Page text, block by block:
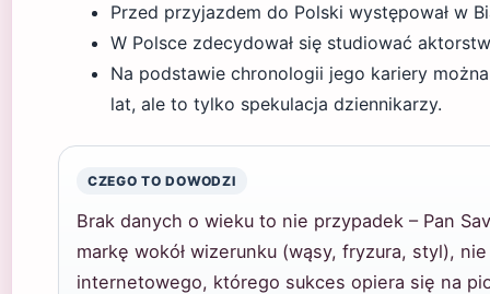
Przed przyjazdem do Polski występował w
W Polsce zdecydował się studiować
Na podstawie chronologii jego kariery
lat, ale to tylko spekulacja dziennikarzy.
CZEGO TO DOWODZI
Brak danych o wieku to nie przypadek – Pan
markę wokół wizerunku (wąsy, fryzura, styl),
internetowego, którego sukces opiera się na